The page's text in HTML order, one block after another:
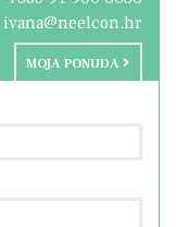
ivana@neelcon.hr
MOJA PONUDA